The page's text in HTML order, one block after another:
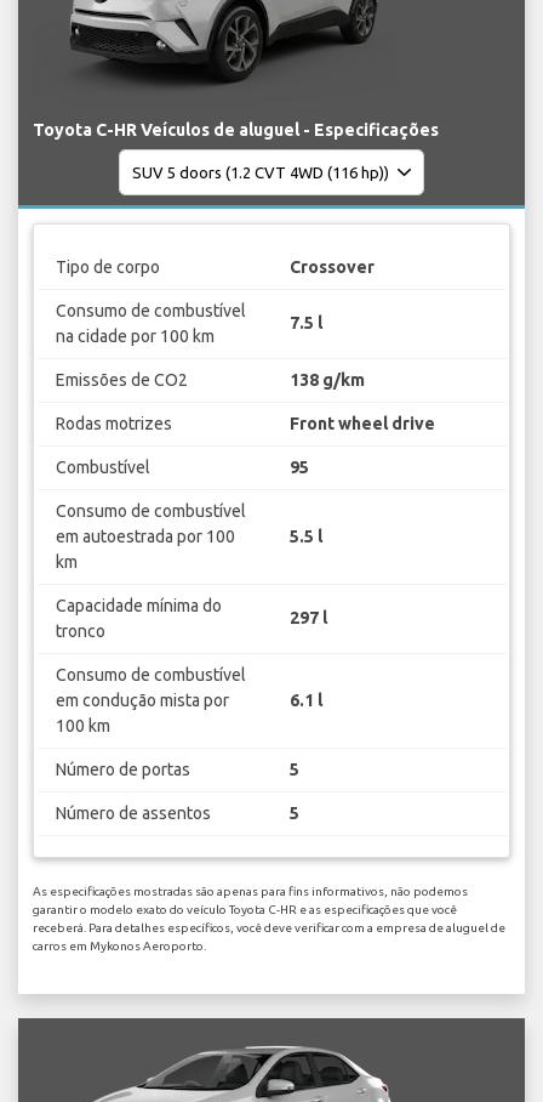
Toyota C-HR Veículos de aluguel - Especificações
Tipo de corpo Crossover
Consumo de combustível
na cidade por 100 km
7.5 l
Emissões de CO2 138 g/km
Rodas motrizes Front wheel drive
Combustível 95
Consumo de combustível
em autoestrada por 100
km
5.5 l
Capacidade mínima do
tronco
297 l
Consumo de combustível
em condução mista por
100 km
6.1 l
Número de portas 5
Número de assentos 5
As especificações mostradas são apenas para fins informativos, não podemos
garantir o modelo exato do veículo Toyota C-HR e as especificações que você
receberá. Para detalhes específicos, você deve verificar com a empresa de aluguel de
carros em Mykonos Aeroporto.